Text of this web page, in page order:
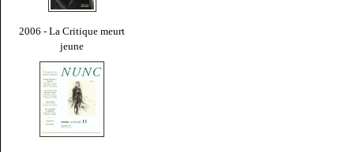
2006 - La Critique meurt
jeune